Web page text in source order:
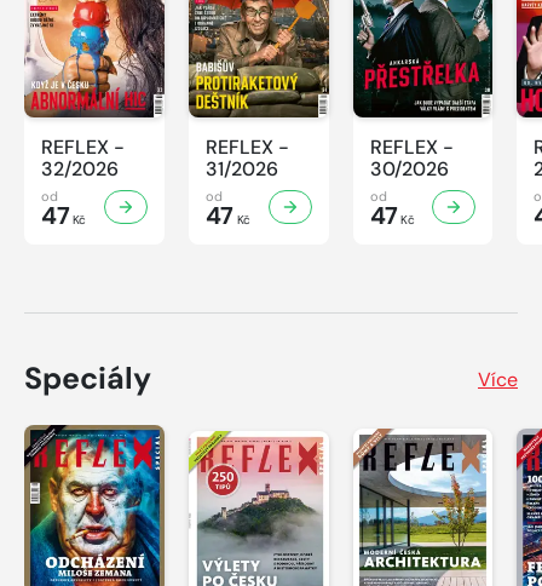
REFLEX -
32/2026
od
47 Kč
REFLEX -
31/2026
od
47 Kč
REFLEX -
30/2026
od
47Kč
Speciály Více